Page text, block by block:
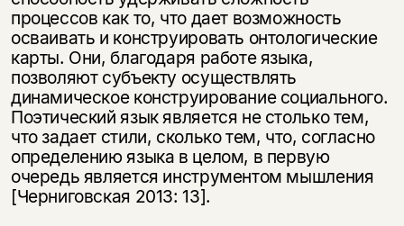
процессов как то, что дает возможность
осваивать и конструировать онтологические
карты. Они, благодаря работе языка,
позволяют субъекту осуществлять
динамическое конструирование социального.
Поэтический язык является не столько тем,
что задает стили, сколько тем, что, согласно
определению языка в целом, в первую
очередь является инструментом мышления
[Черниговская 2013: 13].